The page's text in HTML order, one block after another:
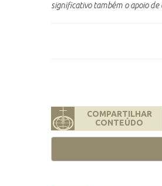
significativo também o apoio
COMPARTILHAR
CONTEÚDO